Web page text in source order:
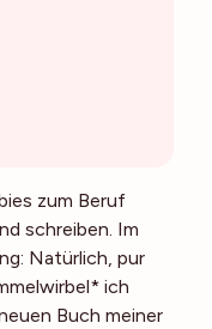
zum Beruf
schreiben. Im
Natürlich, pur
ich
Buch meiner